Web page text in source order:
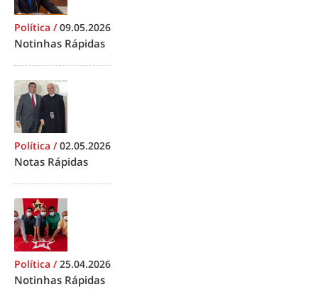
Política /09.05.2026
Notinhas Rápidas
Política /02.05.2026
Notas Rápidas
Política /25.04.2026
Notinhas Rápidas